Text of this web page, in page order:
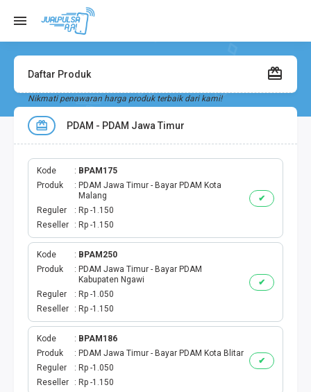
Daftar Produk
Nikmati penawaran harga produk terbaik dari kami!
PDAM - PDAM Jawa Timur
✔
Kode
BPAM175
Produk
PDAM Jawa Timur - Bayar PDAM Kota
Malang
Reguler
Rp -1.150
Reseller
Rp -1.150
✔
Kode
BPAM250
Produk
PDAM Jawa Timur - Bayar PDAM
Kabupaten Ngawi
Reguler
Rp -1.050
Reseller
Rp -1.150
✔
Kode
BPAM186
Produk
PDAM Jawa Timur - Bayar PDAM Kota Blitar
Reguler
Rp -1.050
Reseller
Rp -1.150